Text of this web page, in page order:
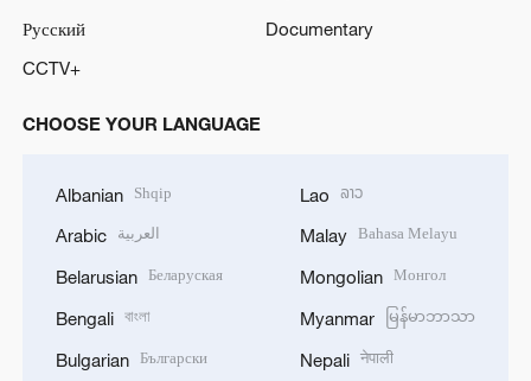
Русский
Documentary
CCTV+
CHOOSE YOUR LANGUAGE
Albanian Shqip
Arabic العربية
Belarusian Беларуская
Bengali বাংলা
Bulgarian Български
Lao ລາວ
Malay Bahasa Melayu
Mongolian Монгол
Myanmar မြန်မာဘာသာ
Nepali नेपाली